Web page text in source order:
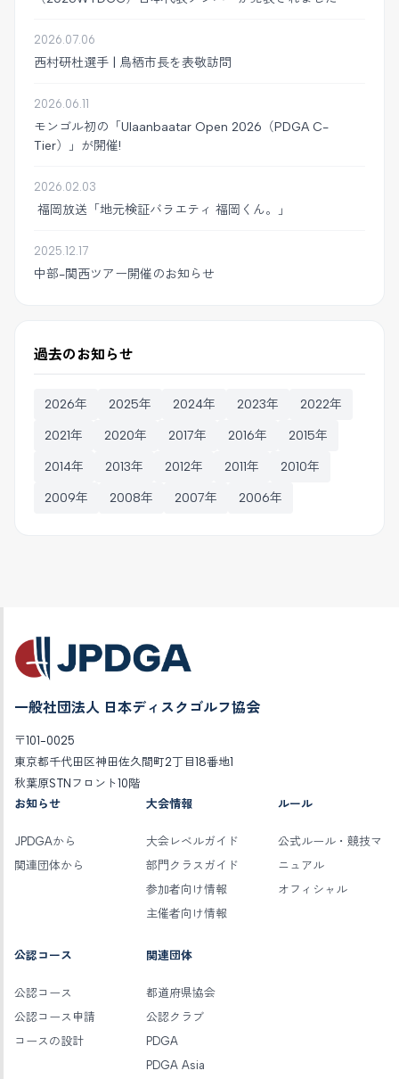
2026.07.06
西村研杜選手 | 鳥栖市長を表敬訪問
2026.06.11
モンゴル初の「Ulaanbaatar Open 2026（PDGA C-
Tier）」が開催!
2026.02.03
福岡放送「地元検証バラエティ 福岡くん。」
2025.12.17
中部-関西ツアー開催のお知らせ
過去のお知らせ
2026年 2025年 2024年 2023年 2022年
2021年 2020年 2017年 2016年 2015年
2014年 2013年 2012年 2011年 2010年
2009年 2008年 2007年 2006年
一般社団法人 日本ディスクゴルフ協会
〒101-0025
東京都千代田区神田佐久間町2丁目18番地1
秋葉原STNフロント10階
お知らせ
JPDGAから
関連団体から
大会情報
大会レベルガイド
部門クラスガイド
参加者向け情報
主催者向け情報
ルール
公式ルール・競技マ
ニュアル
オフィシャル
公認コース
公認コース
公認コース申請
コースの設計
関連団体
都道府県協会
公認クラブ
PDGA
PDGA Asia